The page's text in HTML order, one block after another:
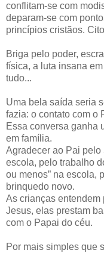
conflitam-se com
deparam-se com
princípios cristãos.
Briga pelo poder,
física, a luta insana
tudo...
Uma bela saída seria
fazia: o contato com o
Essa conversa ganha
em família.
Agradecer ao Pai pelo
escola, pelo trabalho
ou menos” na escola,
brinquedo novo.
As crianças entendem
Jesus, elas prestam
com o Papai do céu.
Por mais simples que